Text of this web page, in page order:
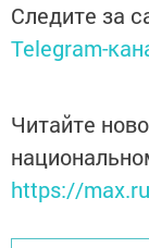
Следите за
Telegram-
Читайте
https://